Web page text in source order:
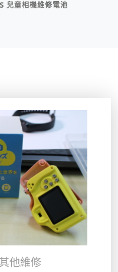
兒童相機維修電池
其他維修